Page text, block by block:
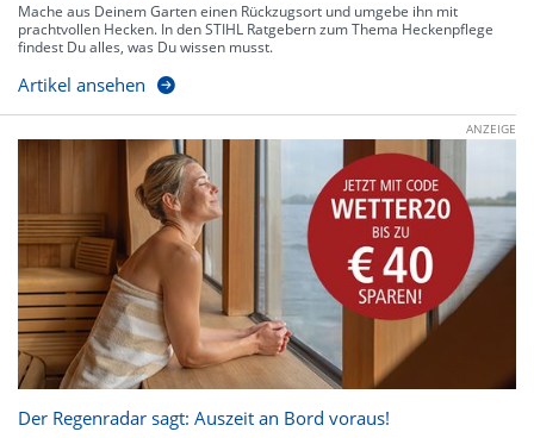
Mache aus Deinem Garten einen Rückzugsort und umgebe ihn mit
prachtvollen Hecken. In den STIHL Ratgebern zum Thema Heckenpflege
findest Du alles, was Du wissen musst.
Artikel ansehen
ANZEIGE
Der Regenradar sagt: Auszeit an Bord voraus!